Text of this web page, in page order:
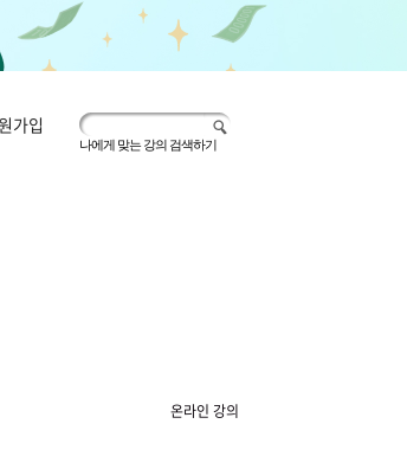
가입
나에게 맞는 강의 검색하기
온라인 강의